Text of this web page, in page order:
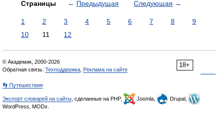
Страницы ← Предыдущая Следующая →
1 2 3 4 5 6 7 8
9
10
11 12
18+
© Академик, 2000-2026
Обратная связь: Техподдержка Реклама на сайте
👣 Путешествия
Экспорт словарей на сайты , сделанные на PHP, Joomla,
Drupal,
WordPress, MODx.